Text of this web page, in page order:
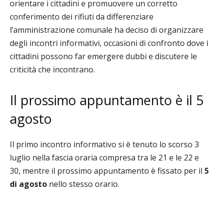
orientare i cittadini e promuovere un corretto
conferimento dei rifiuti da differenziare
l’amministrazione comunale ha deciso di organizzare
degli incontri informativi, occasioni di confronto dove i
cittadini possono far emergere dubbi e discutere le
criticità che incontrano.
Il prossimo appuntamento è il 5
agosto
Il primo incontro informativo si è tenuto lo scorso 3
luglio nella fascia oraria compresa tra le 21 e le 22 e
30, mentre il prossimo appuntamento è fissato per il 5
di agosto nello stesso orario.